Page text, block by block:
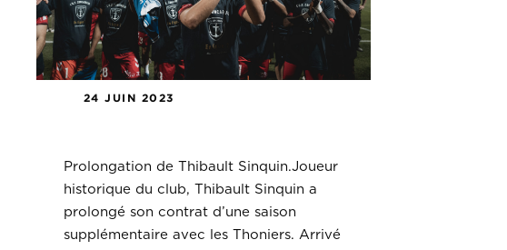
24 JUIN 2023
Prolongation de Thibault Sinquin.Joueur
historique du club, Thibault Sinquin a
prolongé son contrat d’une saison
supplémentaire avec les Thoniers. Arrivé